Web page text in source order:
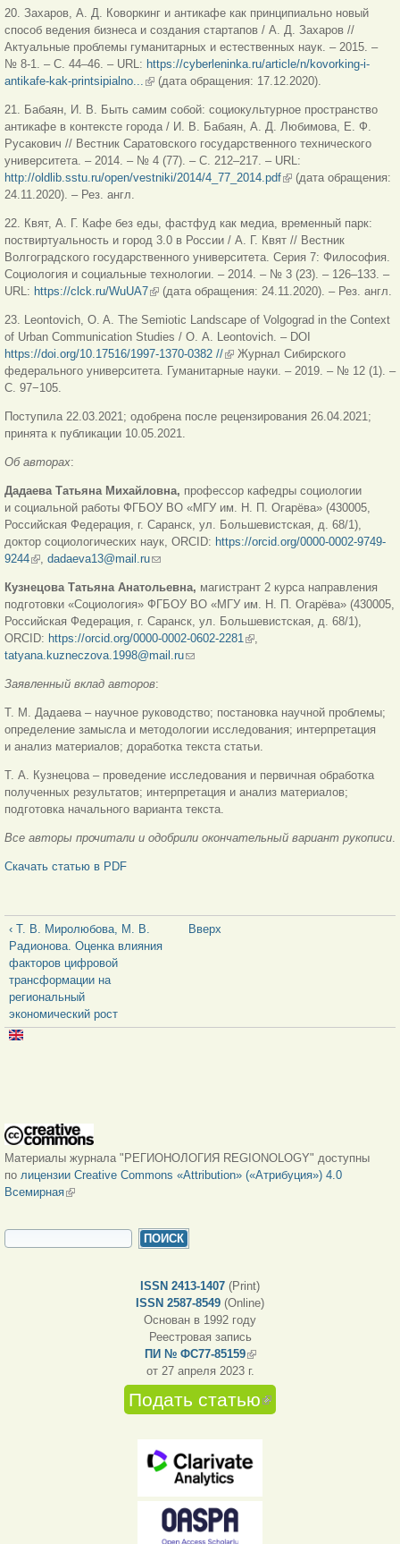
20. Захаров, А. Д. Коворкинг и антикафе как принципиально новый
способ ведения бизнеса и создания стартапов / А. Д. Захаров //
Актуальные проблемы гуманитарных и естественных наук. – 2015. –
№ 8-1. – С. 44–46. – URL: https://cyberleninka.ru/article/n/kovorking-i-
antikafe-kak-printsipialno... (внешняя ссылка)
(дата обращения: 17.12.2020).
21. Бабаян, И. В. Быть самим собой: социокультурное пространство
антикафе в контексте города / И. В. Бабаян, А. Д. Любимова, Е. Ф.
Русакович // Вестник Саратовского государственного технического
университета. – 2014. – № 4 (77). – С. 212–217. – URL:
http://oldlib.sstu.ru/open/vestniki/2014/4_77_2014.pdf(внешняя ссылка)
(дата обращения:
24.11.2020). – Рез. англ.
22. Квят, А. Г. Кафе без еды, фастфуд как медиа, временный парк:
поствиртуальность и город 3.0 в России / А. Г. Квят // Вестник
Волгоградского государственного университета. Серия 7: Философия.
Социология и социальные технологии. – 2014. – № 3 (23). – 126–133. –
URL: https://clck.ru/WuUA7(внешняя ссылка)
(дата обращения: 24.11.2020). – Рез. англ.
23. Leontovich, O. A. The Semiotic Landscape of Volgograd in the Context
of Urban Communication Studies / О. А. Leontovich. – DOI
https://doi.org/10.17516/1997-1370-0382 //(внешняя ссылка)
Журнал Сибирского
федерального университета. Гуманитарные науки. – 2019. – № 12 (1). –
С. 97−105.
Поступила 22.03.2021; одобрена после рецензирования 26.04.2021;
принята к публикации 10.05.2021.
Об авторах:
Дадаева Татьяна Михайловна, профессор кафедры социологии
и социальной работы ФГБОУ ВО «МГУ им. Н. П. Огарёва» (430005,
Российская Федерация, г. Саранск, ул. Большевистская, д. 68/1),
доктор социологических наук, ORCID: https://orcid.org/0000-0002-9749-
9244(внешняя ссылка)
, dadaeva13@mail.ru(ссылка для отправки email)
Кузнецова Татьяна Анатольевна, магистрант 2 курса направления
подготовки «Социология» ФГБОУ ВО «МГУ им. Н. П. Огарёва» (430005,
Российская Федерация, г. Саранск, ул. Большевистская, д. 68/1),
ORCID: https://orcid.org/0000-0002-0602-2281(внешняя ссылка)
,
tatyana.kuzneczova.1998@mail.ru(ссылка для отправки email)
Заявленный вклад авторов:
Т. М. Дадаева – научное руководство; постановка научной проблемы;
определение замысла и методологии исследования; интерпретация
и анализ материалов; доработка текста статьи.
Т. А. Кузнецова – проведение исследования и первичная обработка
полученных результатов; интерпретация и анализ материалов;
подготовка начального варианта текста.
Все авторы прочитали и одобрили окончательный вариант рукописи.
Скачать статью в PDF
‹ Т. В. Миролюбова, М. В.
Радионова. Оценка влияния
факторов цифровой
трансформации на
региональный
экономический рост
Вверх
Материалы журнала "РЕГИОНОЛОГИЯ REGIONOLOGY" доступны
по лицензии Creative Commons «Attribution» («Атрибуция») 4.0
Всемирная(внешняя ссылка)
ФОРМА ПОИСКА
ISSN 2413-1407 (Print)
ISSN 2587-8549 (Online)
Основан в 1992 году
Реестровая запись
ПИ № ФС77-85159(внешняя ссылка)
от 27 апреля 2023 г.
Подать статью